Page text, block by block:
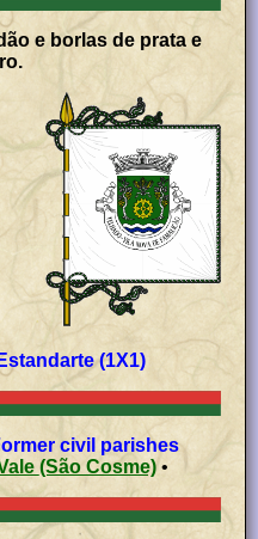
e borlas de prata e
Bandeira (2x3) Estandarte (1X1)
civil parishes
Vale (São Cosme)•